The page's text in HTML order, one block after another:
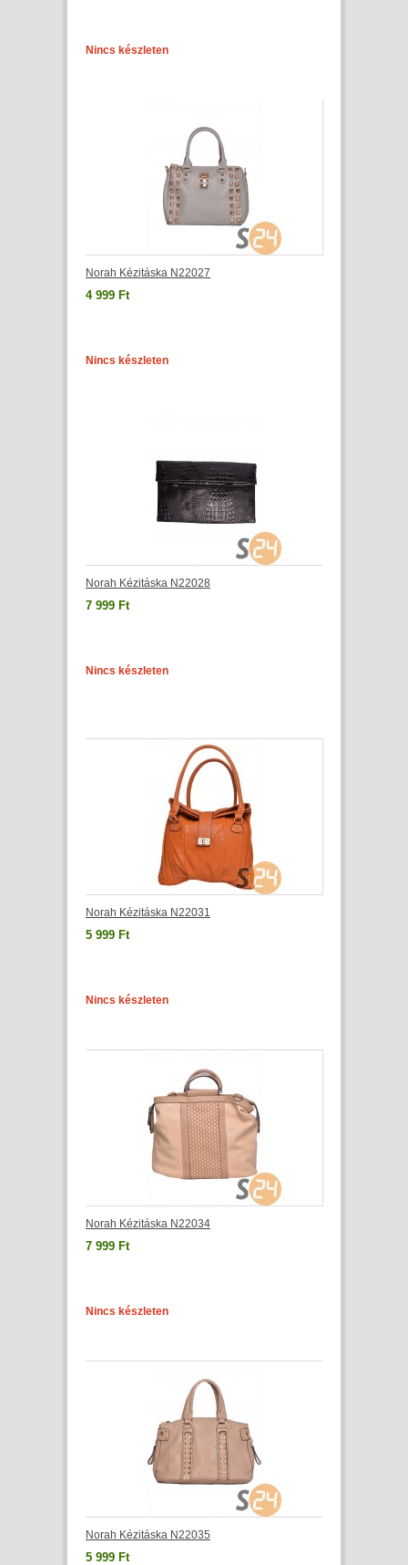
Nincs készleten
Norah Kézitáska N22027
4 999 Ft
Nincs készleten
Norah Kézitáska N22028
7 999 Ft
Nincs készleten
Norah Kézitáska N22031
5 999 Ft
Nincs készleten
Norah Kézitáska N22034
7 999 Ft
Nincs készleten
Norah Kézitáska N22035
5 999 Ft